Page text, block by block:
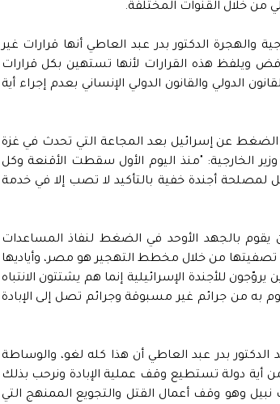
من خلال القنوات المختلفة.
والهجرة الدكتور بدر عبد العاطي أنها قرارات غير
ويلفظ هذه القرارات لأنها تستهين بكل قرارات
الدولي والقانون الدولي الإنساني بعدم إجراء أية
عن إسرائيل بعد المجاعة التي تحدث في غزة
الخارجية: "منذ اليوم الأول سقطت الأقنعة وكل
أجندة خفية بالتأكيد لا تصب إلا في خدمة
بالجهد الأوحد في الضغط لنفاذ المساعدات
من خلال مخطط التهجير هو مصر، وأياديها
للأجندة الإسرائيلية إنما هم يشتتون الانتباه
به من جرائم غير مسبوقة وجرائم تصل إلى الإبادة
بدر عبد العاطي أن هذا كله لغو، والوساطة
أية دولة تستطيع وقف عملية الإبادة ونرحب بذلك
وهو وقف أعمال القتل والتجويع الممنهج التي